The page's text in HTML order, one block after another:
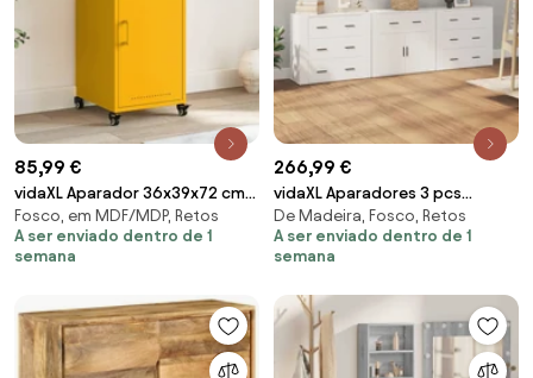
85,99 €
vidaXL Aparador 36x39x72 cm
aço amarelo mostarda
Fosco, em MDF/MDP, Retos
A ser enviado dentro de 1
semana
266,99 €
vidaXL Aparadores 3 pcs
madeira processada branco
De Madeira, Fosco, Retos
A ser enviado dentro de 1
semana